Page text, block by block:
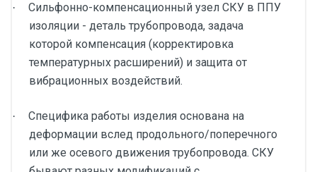
·
Сильфонно-компенсационный узел СКУ в ППУ
изоляции - деталь трубопровода, задача
которой компенсация (корректировка
температурных расширений) и защита от
вибрационных воздействий.
·
Специфика работы изделия основана на
деформации вслед продольного/поперечного
или же осевого движения трубопровода. СКУ